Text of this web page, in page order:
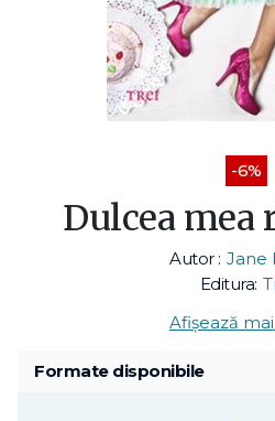
-6%
Dulcea mea
Autor : Jane
Editura:
Afișează
Formate disponibile